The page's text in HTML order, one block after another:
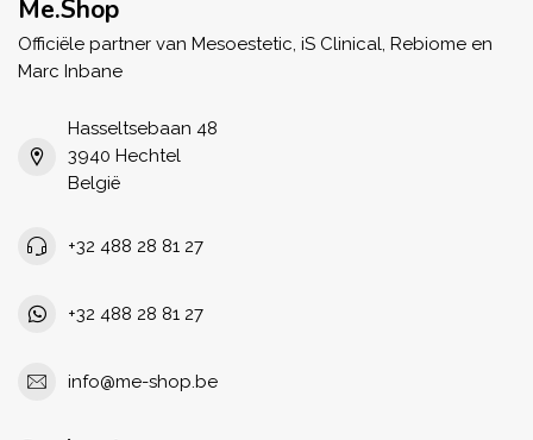
Me.Shop
Officiële partner van Mesoestetic, iS Clinical, Rebiome en
Marc Inbane
Hasseltsebaan 48
3940 Hechtel
België
+32 488 28 81 27
+32 488 28 81 27
info@me-shop.be